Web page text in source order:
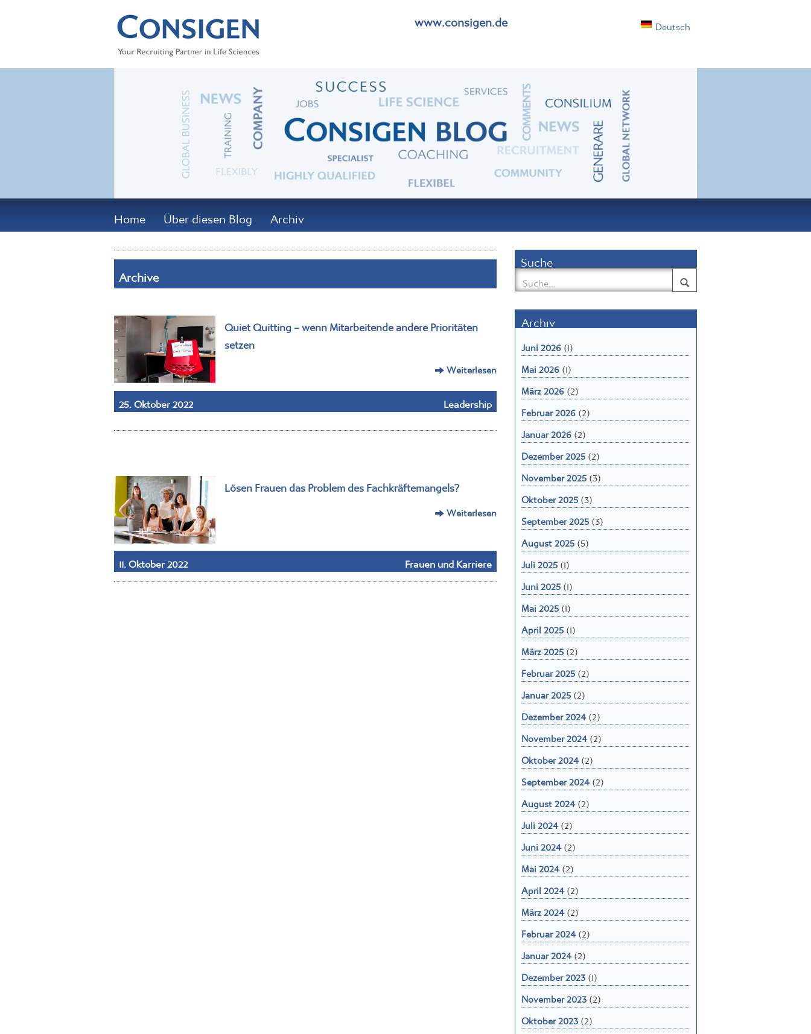
www.consigen.de Deutsch
Home Über diesen Blog Archiv
Archive
Quiet Quitting – wenn Mitarbeitende andere Prioritäten
setzen
Weiterlesen
25. Oktober 2022 Leadership
Lösen Frauen das Problem des Fachkräftemangels?
Weiterlesen
11. Oktober 2022 Frauen und Karriere
Suche
Archiv
Juni 2026(1)
Mai 2026(1)
März 2026(2)
Februar 2026(2)
Januar 2026(2)
Dezember 2025(2)
November 2025(3)
Oktober 2025(3)
September 2025(3)
August 2025(5)
Juli 2025(1)
Juni 2025(1)
Mai 2025(1)
April 2025(1)
März 2025(2)
Februar 2025(2)
Januar 2025(2)
Dezember 2024(2)
November 2024(2)
Oktober 2024(2)
September 2024(2)
August 2024(2)
Juli 2024(2)
Juni 2024(2)
Mai 2024(2)
April 2024(2)
März 2024(2)
Februar 2024(2)
Januar 2024(2)
Dezember 2023(1)
November 2023(2)
Oktober 2023(2)